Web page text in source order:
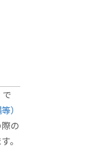
で
）
の
。